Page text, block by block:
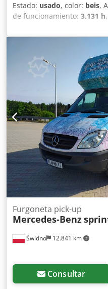
Estado: usado, color: beis,
de funcionamiento: 3.131 h
, Peso en
(lxanxal): 777 x 249 x 296
Con la TB2150 Takeuchi
productividad, precisión y
su gama (15t) por su
El sistema de giro del
dozer robusta y reforzada
serie. Este paquete de
pensado y hecho a
mantenimiento mínimo,
con una excelente,
Ajfx Aagjkr Versión: DPF
mm Alcance a nivel: 8.520
Świdno 12.841 km
Furgoneta pick-up
Mercedes-Benz
Consultar